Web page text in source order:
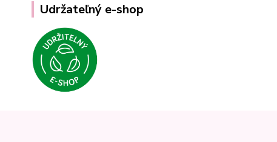
Udržateľný e-shop